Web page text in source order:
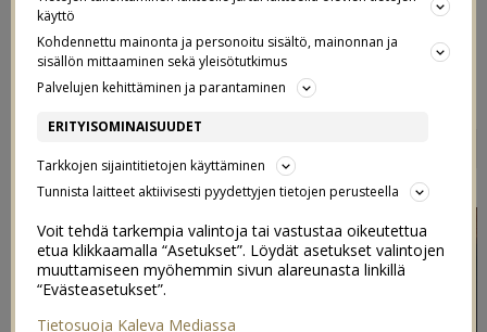
LOMAVASTAAJA
STOPPI PUUROLLE
28/07/2021
käyttö
Kohdennettu mainonta ja personoitu sisältö, mainonnan ja
sisällön mittaaminen sekä yleisötutkimus
Palvelujen kehittäminen ja parantaminen
ERITYISOMINAISUUDET
Tarkkojen sijaintitietojen käyttäminen
Tunnista laitteet aktiivisesti pyydettyjen tietojen perusteella
Voit tehdä tarkempia valintoja tai vastustaa oikeutettua
etua klikkaamalla “Asetukset”. Löydät asetukset valintojen
muuttamiseen myöhemmin sivun alareunasta linkillä
“Evästeasetukset”.
Tietosuoja Kaleva Mediassa